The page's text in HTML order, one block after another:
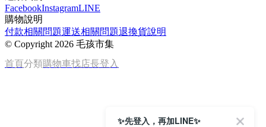
FacebookInstagramLINE
購物說明
付款相關問題運送相關問題退換貨說明
© Copyright 2026 毛孩市集
首頁分類購物車找店長登入
✨先登入，再加LINE✨